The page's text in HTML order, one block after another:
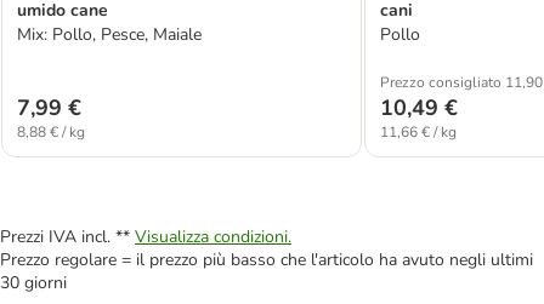
umido cane
Mix: Pollo, Pesce, Maiale
7,99 €
8,88 € / kg
cani
Pollo
Prezzo consigliato
10,49 €
11,66 € / kg
Prezzi IVA incl. ** Visualizza condizioni.
Prezzo regolare = il prezzo più basso che l'articolo ha avuto negli ultimi
30 giorni